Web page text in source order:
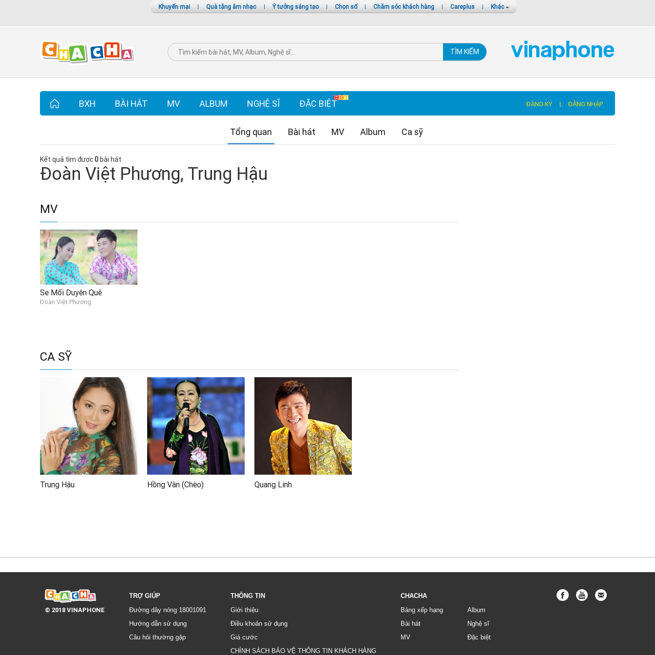
Khuyến mại | Quà tặng âm nhạc | Ý tưởng sáng tạo | Chọn số | Chăm sóc khách hàng | Careplus | Khác
TÌM KIẾM
BXH BÀI HÁT MV ALBUM NGHỆ SĨ ĐẶC BIỆT ĐĂNG KÝ | ĐĂNG NHẬP
Tổng quan Bài hát MV Album Ca sỹ
Kết quả tìm được0bài hát
Đoàn Việt Phương, Trung Hậu
MV
Se Mối Duyên Quê
Đoàn Việt Phương
CA SỸ
Trung Hậu Hồng Vân (Chèo) Quang Linh
© 2018 VINAPHONE
TRỢ GIÚP
Đường dây nóng 18001091
Hướng dẫn sử dụng
Câu hỏi thường gặp
THÔNG TIN
Giới thiệu
Điều khoản sử dụng
Giá cước
CHÍNH SÁCH BẢO VỆ THÔNG TIN KHÁCH HÀNG
CHACHA
Bảng xếp hạng
Bài hát
MV
Album
Nghệ sĩ
Đặc biệt